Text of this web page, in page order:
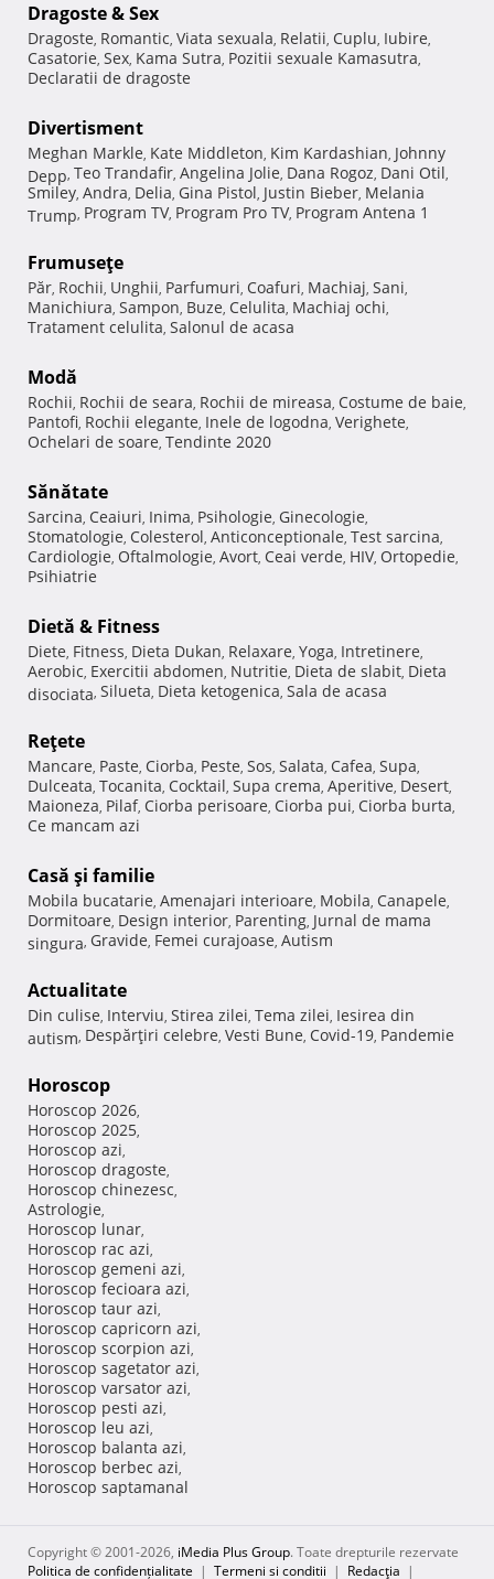
Dragoste & Sex
Dragoste, Romantic, Viata sexuala, Relatii, Cuplu, Iubire,
Casatorie, Sex, Kama Sutra, Pozitii sexuale Kamasutra,
Declaratii de dragoste
Divertisment
Meghan Markle, Kate Middleton, Kim Kardashian, Johnny
Depp, Teo Trandafir, Angelina Jolie, Dana Rogoz, Dani Otil,
Smiley, Andra, Delia, Gina Pistol, Justin Bieber, Melania
Trump, Program TV, Program Pro TV, Program Antena 1
Frumuseţe
Păr, Rochii, Unghii, Parfumuri, Coafuri, Machiaj, Sani,
Manichiura, Sampon, Buze, Celulita, Machiaj ochi,
Tratament celulita, Salonul de acasa
Modă
Rochii, Rochii de seara, Rochii de mireasa, Costume de baie,
Pantofi, Rochii elegante, Inele de logodna, Verighete,
Ochelari de soare, Tendinte 2020
Sănătate
Sarcina, Ceaiuri, Inima, Psihologie, Ginecologie,
Stomatologie, Colesterol, Anticonceptionale, Test sarcina,
Cardiologie, Oftalmologie, Avort, Ceai verde, HIV, Ortopedie,
Psihiatrie
Dietă & Fitness
Diete, Fitness, Dieta Dukan, Relaxare, Yoga, Intretinere,
Aerobic, Exercitii abdomen, Nutritie, Dieta de slabit, Dieta
disociata, Silueta, Dieta ketogenica, Sala de acasa
Reţete
Mancare, Paste, Ciorba, Peste, Sos, Salata, Cafea, Supa,
Dulceata, Tocanita, Cocktail, Supa crema, Aperitive, Desert,
Maioneza, Pilaf, Ciorba perisoare, Ciorba pui, Ciorba burta,
Ce mancam azi
Casă şi familie
Mobila bucatarie, Amenajari interioare, Mobila, Canapele,
Dormitoare, Design interior, Parenting, Jurnal de mama
singura, Gravide, Femei curajoase, Autism
Actualitate
Din culise, Interviu, Stirea zilei, Tema zilei, Iesirea din
autism, Despărţiri celebre, Vesti Bune, Covid-19, Pandemie
Horoscop
Horoscop 2026,
Horoscop 2025,
Horoscop azi,
Horoscop dragoste,
Horoscop chinezesc,
Astrologie,
Horoscop lunar,
Horoscop rac azi,
Horoscop gemeni azi,
Horoscop fecioara azi,
Horoscop taur azi,
Horoscop capricorn azi,
Horoscop scorpion azi,
Horoscop sagetator azi,
Horoscop varsator azi,
Horoscop pesti azi,
Horoscop leu azi,
Horoscop balanta azi,
Horoscop berbec azi,
Horoscop saptamanal
Copyright © 2001-2026, iMedia Plus Group. Toate drepturile rezervate
Politica de confidențialitate | Termeni si conditii | Redacţia |